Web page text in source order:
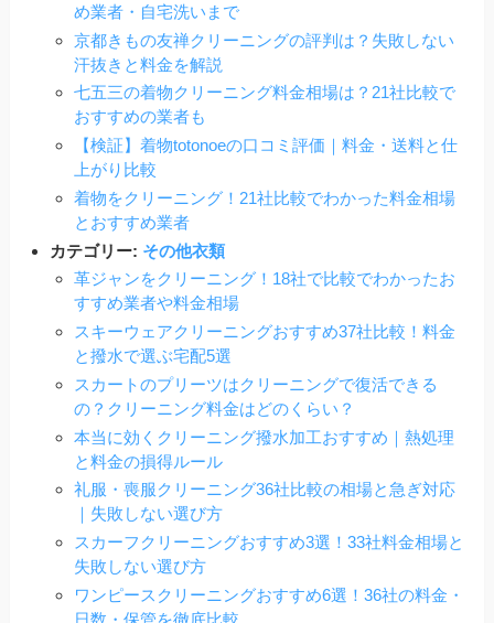
め業者・自宅洗いまで
京都きもの友禅クリーニングの評判は？失敗しない
汗抜きと料金を解説
七五三の着物クリーニング料金相場は？21社比較で
おすすめの業者も
【検証】着物totonoeの口コミ評価｜料金・送料と仕
上がり比較
着物をクリーニング！21社比較でわかった料金相場
とおすすめ業者
カテゴリー: その他衣類
革ジャンをクリーニング！18社で比較でわかったお
すすめ業者や料金相場
スキーウェアクリーニングおすすめ37社比較！料金
と撥水で選ぶ宅配5選
スカートのプリーツはクリーニングで復活できる
の？クリーニング料金はどのくらい？
本当に効くクリーニング撥水加工おすすめ｜熱処理
と料金の損得ルール
礼服・喪服クリーニング36社比較の相場と急ぎ対応
｜失敗しない選び方
スカーフクリーニングおすすめ3選！33社料金相場と
失敗しない選び方
ワンピースクリーニングおすすめ6選！36社の料金・
日数・保管を徹底比較